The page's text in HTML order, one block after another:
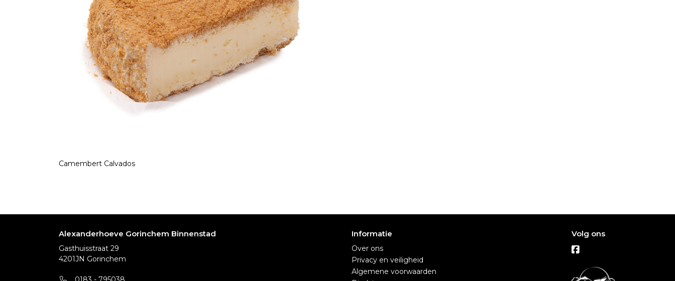
Camembert Calvados
Alexanderhoeve Gorinchem Binnenstad
Gasthuisstraat 29
4201JN Gorinchem
Informatie
Over ons
Privacy en veiligheid
Algemene voorwaarden
Volg ons